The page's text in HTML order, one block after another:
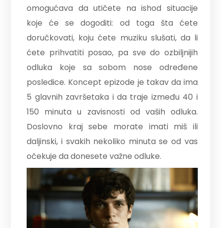
omogućava da utičete na ishod situacije
koje će se dogoditi: od toga šta ćete
doručkovati, koju ćete muziku slušati, da li
ćete prihvatiti posao, pa sve do ozbiljnijih
odluka koje sa sobom nose određene
posledice. Koncept epizode je takav da ima
5 glavnih završetaka i da traje između 40 i
150 minuta u zavisnosti od vaših odluka.
Doslovno kraj sebe morate imati miš ili
daljinski, i svakih nekoliko minuta se od vas
očekuje da donesete važne odluke.